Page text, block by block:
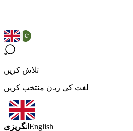
تلاش کریں
لغت کی زبان منتخب کریں
انگریزی English